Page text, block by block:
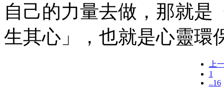
自己的力量去做，那就是
生其心」，也就是心靈環
上
1
..16